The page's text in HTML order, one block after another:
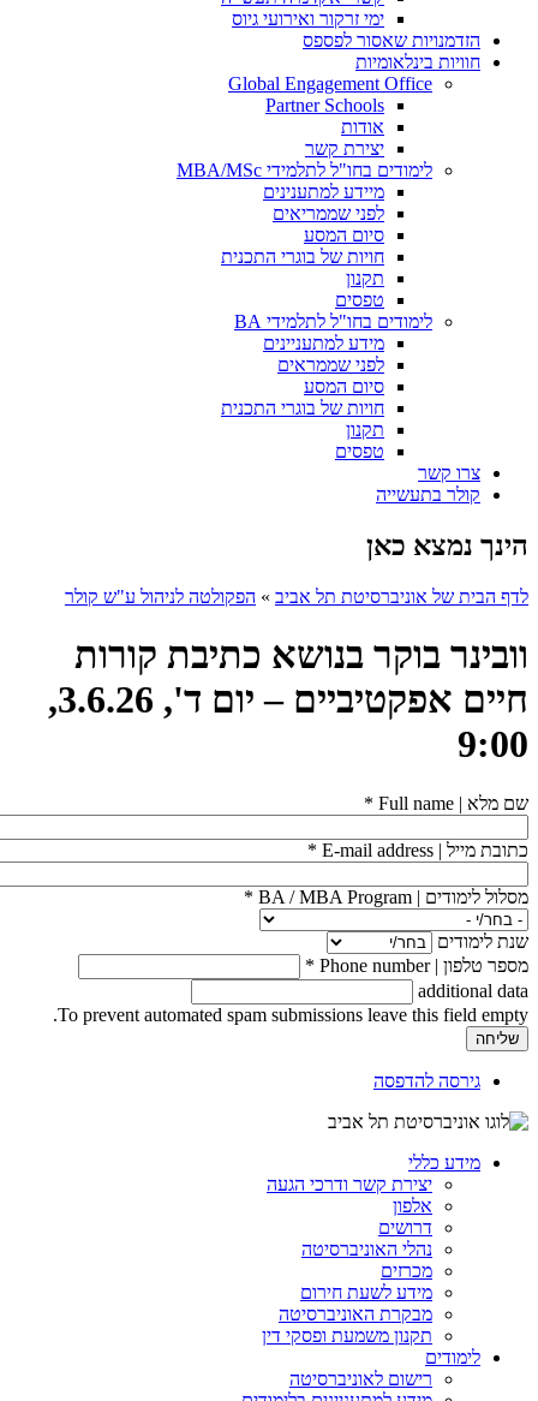
ימי זרקור ואירועי גיוס
הזדמנויות שאסור לפספס
חוויות בינלאומיות
Global Engagement Office
Partner Schools
אודות
יצירת קשר
לימודים בחו"ל לתלמידי MBA/MSc
מיידע למתענינים
לפני שממריאים
סיום המסע
חויות של בוגרי התכנית
תקנון
טפסים
לימודים בחו"ל לתלמידי BA
מידע למתעניינים
לפני שממראים
סיום המסע
חויות של בוגרי התכנית
תקנון
טפסים
צרו קשר
קולר בתעשייה
הינך נמצא כאן
לדף הבית של אוניברסיטת תל אביב » הפקולטה לניהול ע"ש קולר
וובינר בוקר בנושא כתיבת קורות
חיים אפקטיביים – יום ד', 3.6.26,
9:00
שם מלא | Full name *
כתובת מייל | E-mail address *
מסלול לימודים | BA / MBA Program *
שנת לימודים
מספר טלפון | Phone number
*
additional data
To prevent automated spam submissions leave this field empty.
גירסה להדפסה
מידע כללי
יצירת קשר ודרכי הגעה
אלפון
דרושים
נהלי האוניברסיטה
מכרזים
מידע לשעת חירום
מבקרת האוניברסיטה
תקנון משמעת ופסקי דין
לימודים
רישום לאוניברסיטה